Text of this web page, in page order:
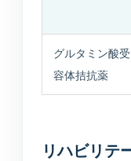
グルタミン酸受
容体拮抗薬
リハビリテ